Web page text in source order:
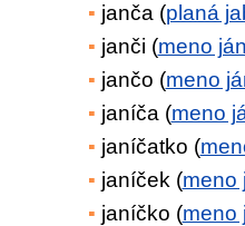
janča (planá
janči (meno
jančo (meno
janíča (meno
janíčatko (
janíček (meno
janíčko (meno